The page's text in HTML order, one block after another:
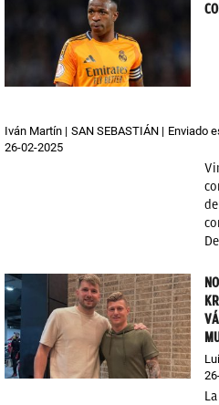
Iván Martín SAN SEBASTIÁN
Enviado
26-02-2025